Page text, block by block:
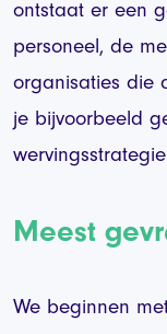
ontstaat er een
personeel, de
organisaties die
je bijvoorbeeld
Meest
We beginnen